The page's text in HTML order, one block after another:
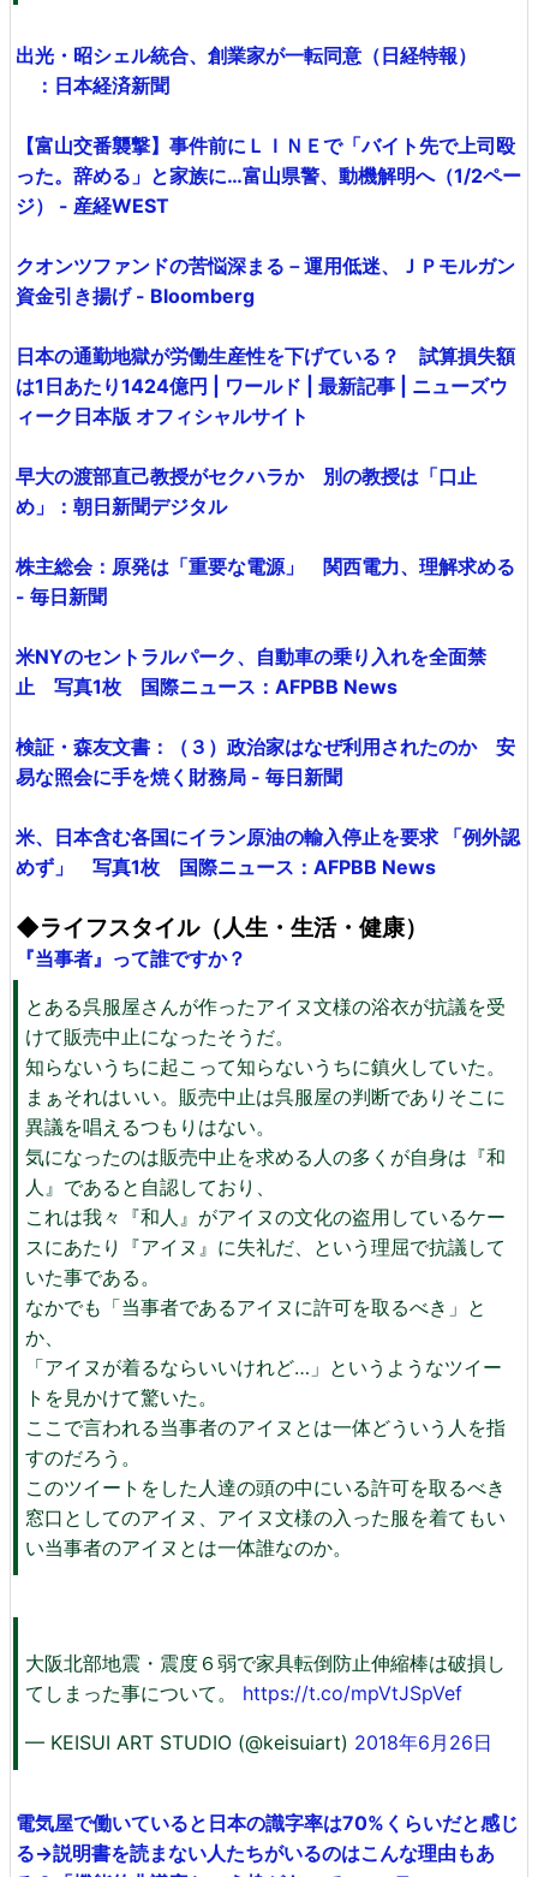
出光・昭シェル統合、創業家が一転同意（日経特報）
：日本経済新聞
【富山交番襲撃】事件前にＬＩＮＥで「バイト先で上司殴
った。辞める」と家族に…富山県警、動機解明へ（1/2ペー
ジ） - 産経WEST
クオンツファンドの苦悩深まる－運用低迷、ＪＰモルガン
資金引き揚げ - Bloomberg
日本の通勤地獄が労働生産性を下げている？ 試算損失額
は1日あたり1424億円 | ワールド | 最新記事 | ニューズウ
ィーク日本版 オフィシャルサイト
早大の渡部直己教授がセクハラか 別の教授は「口止
め」：朝日新聞デジタル
株主総会：原発は「重要な電源」 関西電力、理解求める
- 毎日新聞
米NYのセントラルパーク、自動車の乗り入れを全面禁
止 写真1枚 国際ニュース：AFPBB News
検証・森友文書：（３）政治家はなぜ利用されたのか 安
易な照会に手を焼く財務局 - 毎日新聞
米、日本含む各国にイラン原油の輸入停止を要求 「例外認
めず」 写真1枚 国際ニュース：AFPBB News
◆ライフスタイル（人生・生活・健康）
『当事者』って誰ですか？
とある呉服屋さんが作ったアイヌ文様の浴衣が抗議を受
けて販売中止になったそうだ。
知らないうちに起こって知らないうちに鎮火していた。
まぁそれはいい。販売中止は呉服屋の判断でありそこに
異議を唱えるつもりはない。
気になったのは販売中止を求める人の多くが自身は『和
人』であると自認しており、
これは我々『和人』がアイヌの文化の盗用しているケー
スにあたり『アイヌ』に失礼だ、という理屈で抗議して
いた事である。
なかでも「当事者であるアイヌに許可を取るべき」と
か、
「アイヌが着るならいいけれど…」というようなツイー
トを見かけて驚いた。
ここで言われる当事者のアイヌとは一体どういう人を指
すのだろう。
このツイートをした人達の頭の中にいる許可を取るべき
窓口としてのアイヌ、アイヌ文様の入った服を着てもい
い当事者のアイヌとは一体誰なのか。
大阪北部地震・震度６弱で家具転倒防止伸縮棒は破損し
てしまった事について。 https://t.co/mpVtJSpVef
— KEISUI ART STUDIO (@keisuiart) 2018年6月26日
電気屋で働いていると日本の識字率は70%くらいだと感じ
る→説明書を読まない人たちがいるのはこんな理由もあ